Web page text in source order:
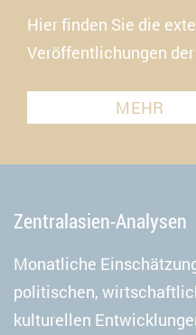
Hier finden Sie die
Veröffentlichungen
MEHR
Zentralasien-Analysen
Monatliche
politischen,
kulturellen